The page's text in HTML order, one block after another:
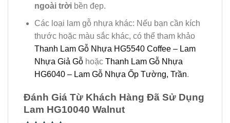
ngoài trờibền đẹp.
Các loại lam gỗ nhựa khác: Nếu bạn cần kích
thước hoặc màu sắc khác, có thể tham khảo
Thanh Lam Gỗ Nhựa HG5540 Coffee – Lam
Nhựa Giả Gỗhoặc Thanh Lam Gỗ Nhựa
HG6040 – Lam Gỗ Nhựa Ốp Tường, Trần.
Đánh Giá Từ Khách Hàng Đã Sử Dụng
Lam HG10040 Walnut